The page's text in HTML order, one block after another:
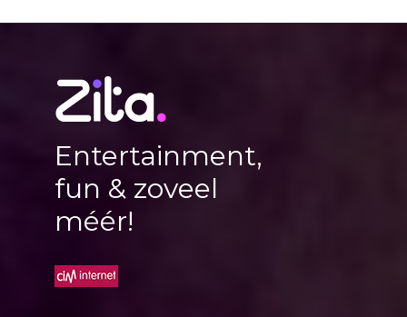
Entertainment,
fun & zoveel
méér!